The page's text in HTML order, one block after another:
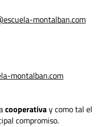
montalban.com
montalban.com
cooperativay como tal el
compromiso.